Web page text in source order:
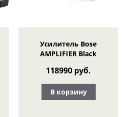
Усилитель Bose
AMPLIFIER Black
118990 руб.
В корзину